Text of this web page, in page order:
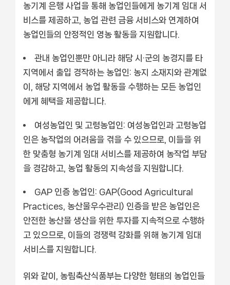
농기계 은행 사업을 통해 농업인들에게 농기계 임대 서
비스를 제공하고, 농업 관련 금융 서비스와 연계하여
농업인들의 안정적인 영농 활동을 지원합니다.
관내 농업인뿐만 아니라 해당 시·군의 농경지를 타
지역에서 출입 경작하는 농업인: 농지 소재지와 관계없
이, 해당 지역에서 농업 활동을 수행하는 모든 농업인
에게 혜택을 제공합니다.
여성농업인 및 고령농업인: 여성농업인과 고령농업
인은 농작업의 어려움을 겪을 수 있으므로, 이들을 위
한 맞춤형 농기계 임대 서비스를 제공하여 농작업 부담
을 경감하고, 농업 활동의 지속성을 지원합니다.
GAP 인증 농업인: GAP(Good Agricultural
Practices, 농산물우수관리) 인증을 받은 농업인은
안전한 농산물 생산을 위한 투자를 지속적으로 수행하
고 있으므로, 이들의 경쟁력 강화를 위해 농기계 임대
서비스를 지원합니다.
위와 같이, 농림축산식품부는 다양한 형태의 농업인들